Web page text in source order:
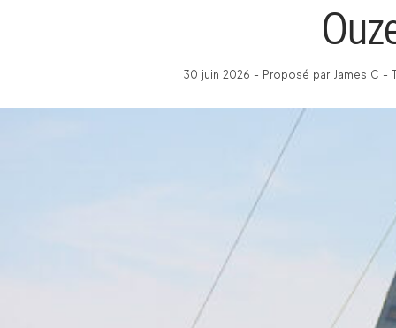
30 juin 2026 - Proposé par James C -